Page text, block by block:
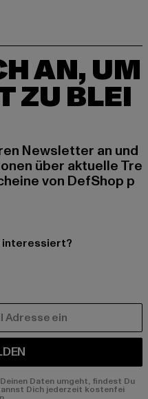
AN, UM
ZU BLEI
Newsletter an und
über aktuelle Tre
von DefShop p
interessiert?
Daten umgeht, findest Du
Dich jederzeit kostenfei